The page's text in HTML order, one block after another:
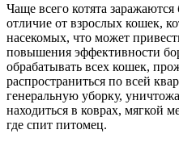
Чаще всего котята
отличие от взрослых кошек,
насекомых, что может
повышения эффективности
обрабатывать всех кошек,
распространиться по всей
генеральную уборку,
находиться в коврах, мягкой
где спит питомец.